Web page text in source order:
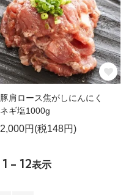
豚肩ロース焦がしにんにく
ネギ塩1000g
2,000円(税148円)
1 - 12表示